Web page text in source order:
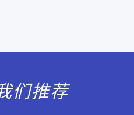
们推荐